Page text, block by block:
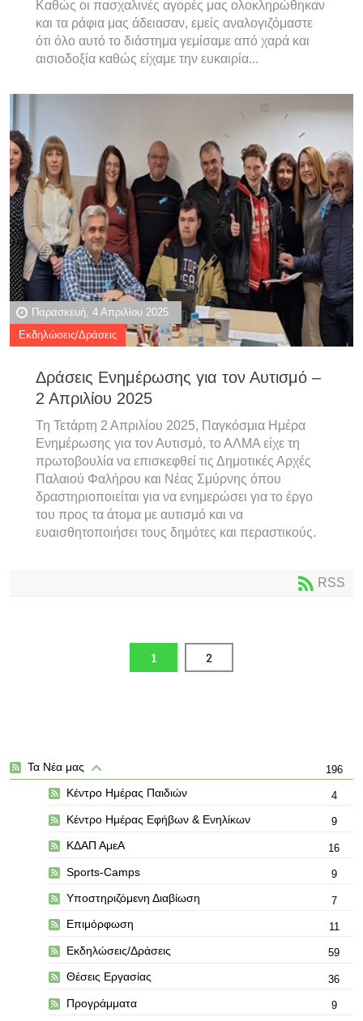
Καθώς οι πασχαλινές αγορές μας ολοκληρώθηκαν
και τα ράφια μας άδειασαν, εμείς αναλογιζόμαστε
ότι όλο αυτό το διάστημα γεμίσαμε από χαρά και
αισιοδοξία καθώς είχαμε την ευκαιρία...
Παρασκευή, 4 Απριλίου 2025
Εκδηλώσεις/Δράσεις
Δράσεις Ενημέρωσης για τον Αυτισμό –
2 Απριλίου 2025
Τη Τετάρτη 2 Απριλίου 2025, Παγκόσμια Ημέρα
Ενημέρωσης για τον Αυτισμό, το ΑΛΜΑ είχε τη
πρωτοβουλία να επισκεφθεί τις Δημοτικές Αρχές
Παλαιού Φαλήρου και Νέας Σμύρνης όπου
δραστηριοποιείται για να ενημερώσει για το έργο
του προς τα άτομα με αυτισμό και να
ευαισθητοποιήσει τους δημότες και περαστικούς.
RSS
1 2
Τα Νέα μας 196
Κέντρο Ημέρας Παιδιών 4
Κέντρο Ημέρας Εφήβων & Ενηλίκων 9
ΚΔΑΠ ΑμεΑ 16
Sports-Camps 9
Υποστηριζόμενη Διαβίωση 7
Επιμόρφωση 11
Εκδηλώσεις/Δράσεις 59
Θέσεις Εργασίας 36
Προγράμματα 9